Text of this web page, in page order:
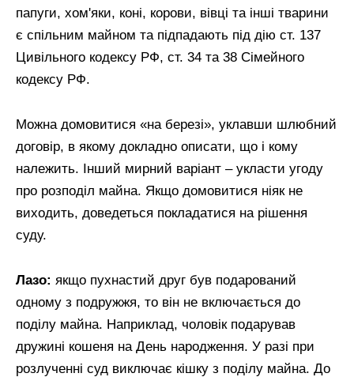
папуги, хом'яки, коні, корови, вівці та інші тварини
є спільним майном та підпадають під дію ст. 137
Цивільного кодексу РФ, ст. 34 та 38 Сімейного
кодексу РФ.
Можна домовитися «на березі», уклавши шлюбний
договір, в якому докладно описати, що і кому
належить. Інший мирний варіант – укласти угоду
про розподіл майна. Якщо домовитися ніяк не
виходить, доведеться покладатися на рішення
суду.
Лазо: якщо пухнастий друг був подарований
одному з подружжя, то він не включається до
поділу майна. Наприклад, чоловік подарував
дружині кошеня на День народження. У разі при
розлученні суд виключає кішку з поділу майна. До